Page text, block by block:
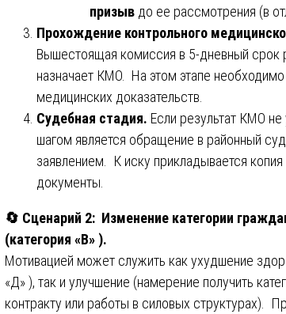
призыв до ее рассмотрения (в
Прохождение контрольного
Вышестоящая комиссия в 5-дневный срок
назначает КМО. На этом этапе
медицинских доказательств.
Судебная стадия. Если результат КМО
шагом является обращение в районный
заявлением. К иску прикладывается
документы.
🔄 Сценарий 2: Изменение категории
(категория «В» ).
Мотивацией может служить как ухудшение
«Д» ), так и улучшение (намерение получить
контракту или работы в силовых структурах).